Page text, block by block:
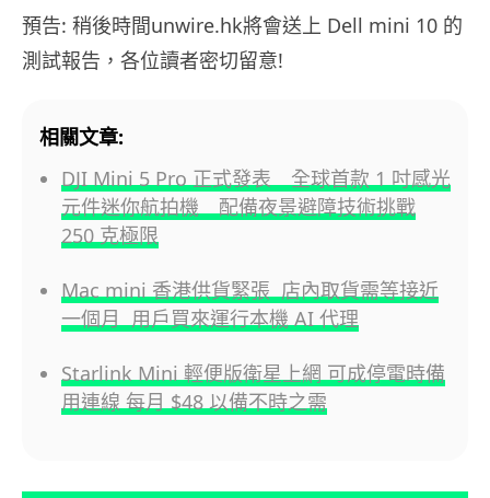
預告: 稍後時間unwire.hk將會送上 Dell mini 10 的
測試報告，各位讀者密切留意!
相關文章:
DJI Mini 5 Pro 正式發表 全球首款 1 吋感光
元件迷你航拍機 配備夜景避障技術挑戰
250 克極限
Mac mini 香港供貨緊張 店內取貨需等接近
一個月 用戶買來運行本機 AI 代理
Starlink Mini 輕便版衛星上網 可成停電時備
用連線 每月 $48 以備不時之需